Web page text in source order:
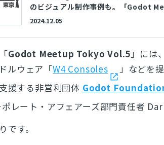
のビジュアル制作事例も。「Godot
資料が公開
2024.12.05
Godot Meetup Tokyo Vol.5」には
ルウェア「W4 Consoles 」などを
援する非営利団体 Godot
レート・アフェアーズ部門責任者
です。